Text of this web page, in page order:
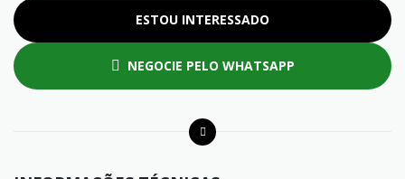
ESTOU INTERESSADO
NEGOCIE PELO WHATSAPP